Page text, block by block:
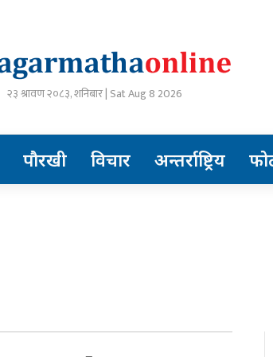
२३ श्रावण २०८३, शनिबार | Sat Aug 8 2026
पौरखी विचार अन्तर्राष्ट्रिय